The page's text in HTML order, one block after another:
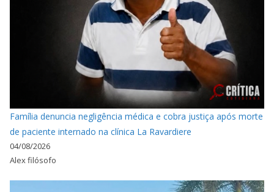
Família denuncia negligência médica e cobra justiça após morte
de paciente internado na clínica La Ravardiere
04/08/2026
Alex filósofo